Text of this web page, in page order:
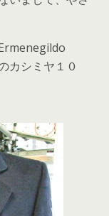
カシミヤ１０